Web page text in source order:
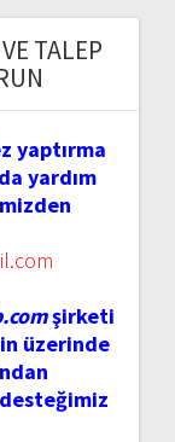
TALEP
yaptırma
yardım
şirketi
üzerinde